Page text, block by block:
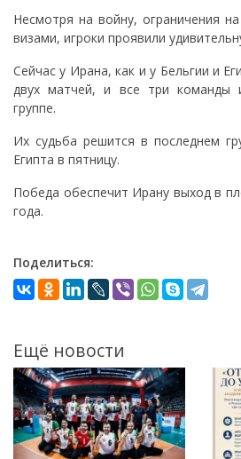
Несмотря на войну, ограничения
визами, игроки проявили
Сейчас у Ирана, как и у Бельгии и
двух матчей, и все три команды
группе.
Их судьба решится в последнем
Египта в пятницу.
Победа обеспечит Ирану выход в
года.
Поделиться:
Ещё новости